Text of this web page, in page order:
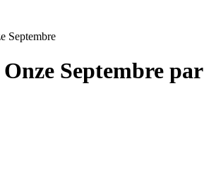
Septembre
Septembre par